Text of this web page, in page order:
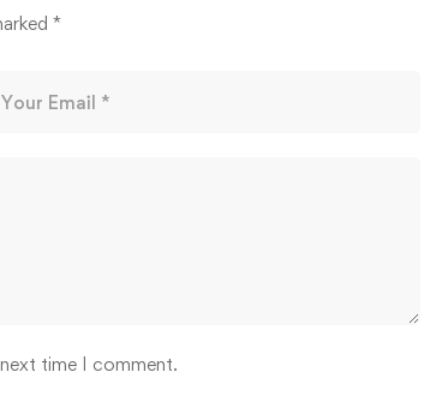
*
time I comment.